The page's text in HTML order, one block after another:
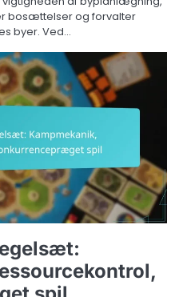
bosættelser og forvalter
byer. Ved…